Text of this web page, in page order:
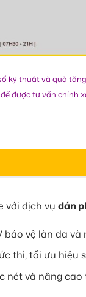
kỹ thuật và quà
được tư vấn chính
với dịch vụ dán
bảo vệ làn da
thì, tối ưu hiệu
nét và nâng cao